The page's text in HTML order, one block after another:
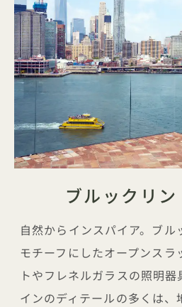
ブルックリン
自然からインスパイア。ブル
モチーフにしたオープンスラ
トやフレネルガラスの照明
インのディテールの多くは、